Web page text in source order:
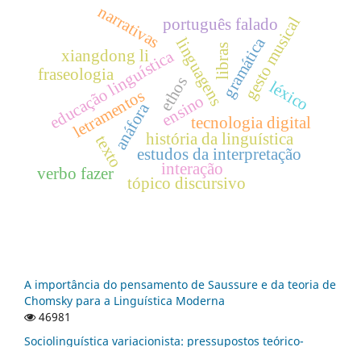
linguagens
letramentos ensinotecnologia digital
gramática
história da linguística
português falado
texto
educação linguística
xiangdong li
estudos da interpretação
narrativas
interação
tópico discursivo
verbo fazer
anáfora
gesto musical
ethos
fraseologia
léxico
libras
A importância do pensamento de Saussure e da teoria de
Chomsky para a Linguística Moderna
46981
Sociolinguística variacionista: pressupostos teórico-